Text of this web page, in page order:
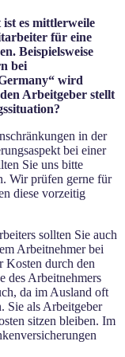
es mittlerweile
für eine
Beispielsweise
bei
wird
Arbeitgeber stellt
in der
bei einer
Sie uns bitte
Wir prüfen gerne für
diese vorzeitig
sollten Sie auch
Arbeitnehmer bei
Kosten durch den
des Arbeitnehmers
da im Ausland oft
Sie als Arbeitgeber
sitzen bleiben. Im